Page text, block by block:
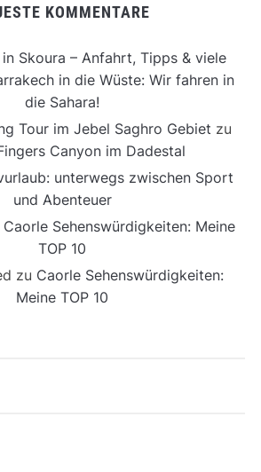
KOMMENTARE
Skoura – Anfahrt, Tipps & viele
in die Wüste: Wir fahren in
die Sahara!
Tour im Jebel Saghro Gebiet zu
Canyon im Dadestal
unterwegs zwischen Sport
und Abenteuer
Caorle Sehenswürdigkeiten: Meine
TOP 10
zu Caorle Sehenswürdigkeiten:
Meine TOP 10